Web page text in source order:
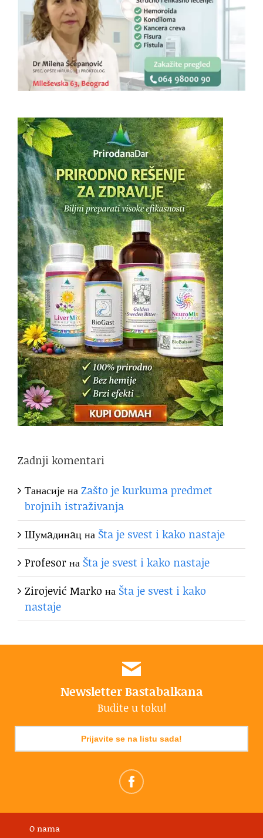
Zadnji komentari
ТанасијенаZašto je kurkuma predmet
brojnih istraživanja
Шумaдинaцна Šta je svest i kako nastaje
Profesorна Šta je svest i kako nastaje
Zirojević Marko на Šta je svest i kako
nastaje
Newsletter Bastabalkana
Budite u toku!
Prijavite se na listu sada!
O nama